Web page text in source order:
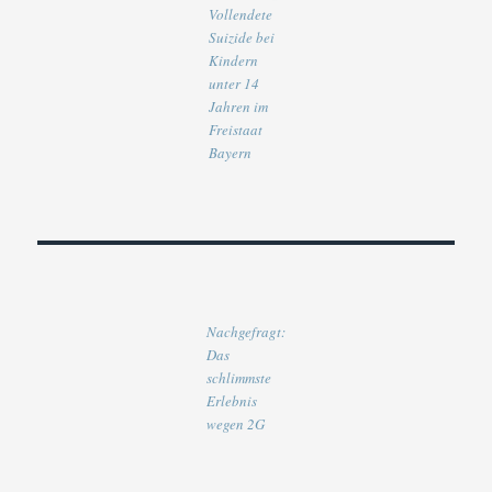
Vollendete
Suizide bei
Kindern
unter 14
Jahren im
Freistaat
Bayern
Nachgefragt:
Das
schlimmste
Erlebnis
wegen 2G